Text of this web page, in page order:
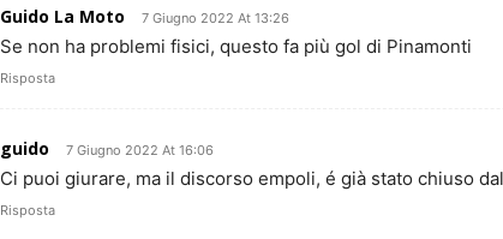
Guido La Moto 7 Giugno 2022 At 13:26
Se non ha problemi fisici, questo fa più gol di Pinamonti
Risposta
guido 7 Giugno 2022 At 16:06
Ci puoi giurare, ma il discorso empoli, é già stato chiuso
Risposta